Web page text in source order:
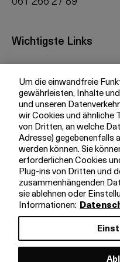
Wichtigste Links
Investor Relations
Medien
bkb.ch
Ihre BKB
Magazin
Jobs
Engagement
Nachhaltigkeit
Apps
Um die einwandfreie
gewährleisten, Inhalte
und unseren
wir Cookies und ähnliche
von Dritten, an welche
Adresse) gegebenenfalls
werden können. Sie
erforderlichen Cookies
Plug-ins von Dritten und
zusammenhängenden
sie ablehnen oder
Informationen: